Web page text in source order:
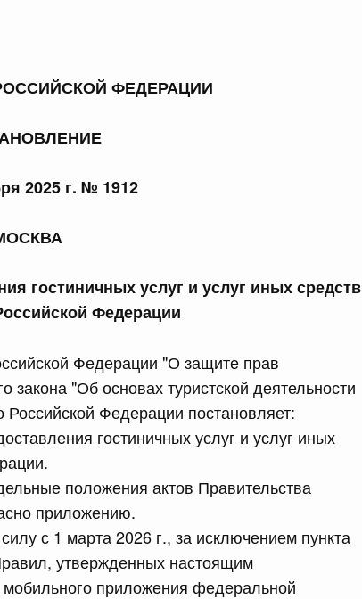
ФЕДЕРАЦИИ
2025 г. № 1912
гостиничных услуг и услуг иных средств
Федерации
Федерации "О защите прав
закона "Об основах туристской деятельности
Федерации постановляет:
гостиничных услуг и услуг иных
положения актов Правительства
приложению.
с 1 марта 2026 г., за исключением пункта
утвержденных настоящим
приложения федеральной
г. № 933
средств резерва
г. № 927